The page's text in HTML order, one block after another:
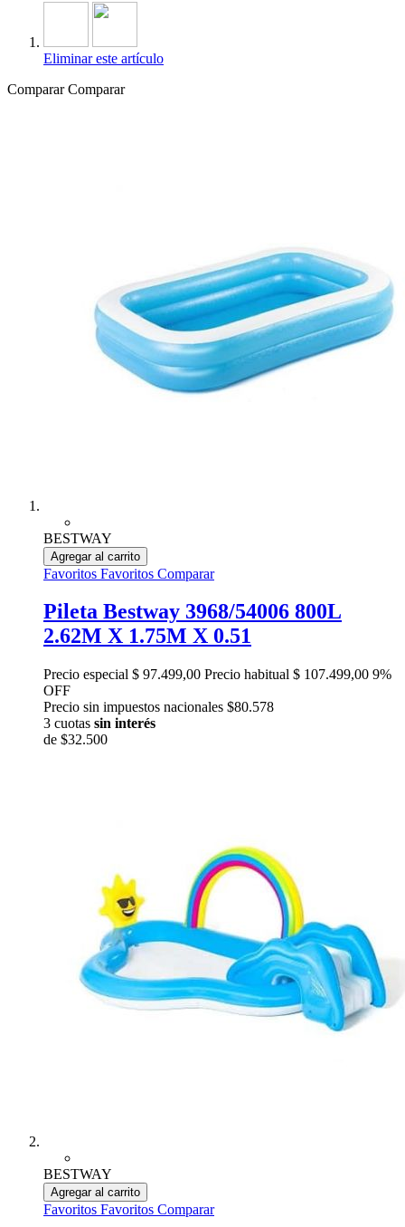
Eliminar este artículo
Comparar Comparar
BESTWAY
Agregar al carrito
Favoritos Favoritos Comparar
Pileta Bestway 3968/54006 800L
2.62M X 1.75M X 0.51
Precio especial $ 97.499,00 Precio habitual $ 107.499,00 9%
OFF
Precio sin impuestos nacionales $80.578
3 cuotas sin interés
de $32.500
BESTWAY
Agregar al carrito
Favoritos Favoritos Comparar